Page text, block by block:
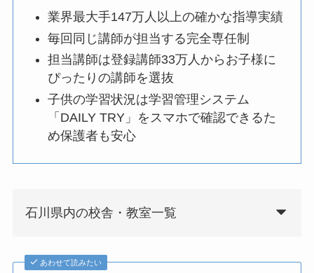
業界最大手147万人以上の確かな指導実績
毎回同じ講師が担当する完全専任制
担当講師は登録講師33万人からお子様に
ぴったりの講師を選抜
子供の学習状況は学習管理システム
「DAILY TRY」をスマホで確認できるた
め保護者も安心
石川県内の校舎・教室一覧
あわせて読みたい